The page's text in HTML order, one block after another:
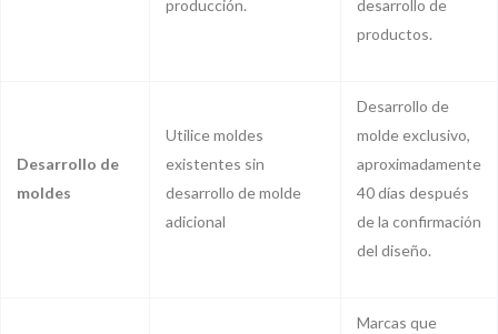
producción.
desarrollo de
productos.
Desarrollo de
moldes
Utilice moldes
existentes sin
desarrollo de molde
adicional
Desarrollo de
molde exclusivo,
aproximadamente
40 días después
de la confirmación
del diseño.
Marcas que